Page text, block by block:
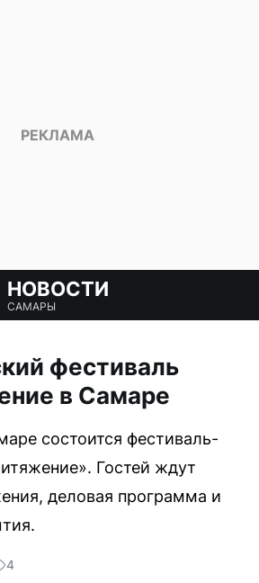
НОВОСТИ
САМАРЫ
фестиваль
в Самаре
состоится фестиваль-
Гостей ждут
деловая программа и
4